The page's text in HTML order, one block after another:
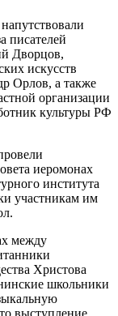
писателей
Дворцов,
искусств
Орлов, а также
организации
культуры РФ
иеромонах
института
участникам им
между
Христова
школьники
выступление